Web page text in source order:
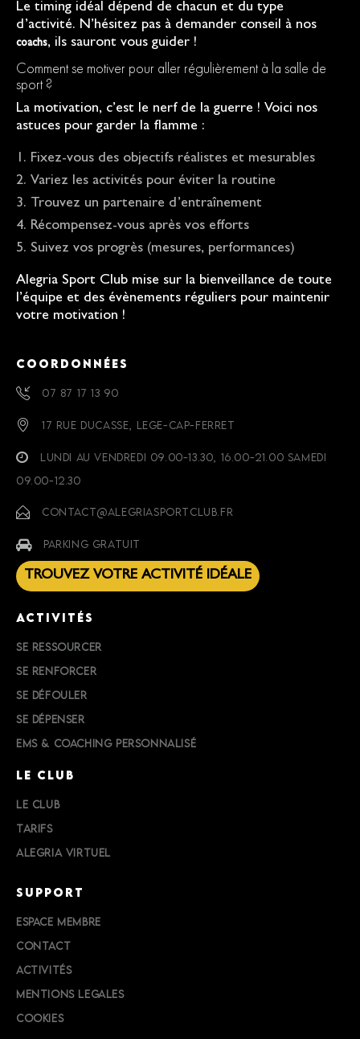
Le timing idéal dépend de chacun et du type
d’activité. N’hésitez pas à demander conseil à nos
coachs, ils sauront vous guider !
Comment se motiver pour aller régulièrement à la salle de
sport ?
La motivation, c’est le nerf de la guerre ! Voici nos
astuces pour garder la flamme :
Fixez-vous des objectifs réalistes et mesurables
Variez les activités pour éviter la routine
Trouvez un partenaire d’entraînement
Récompensez-vous après vos efforts
Suivez vos progrès (mesures, performances)
Alegria Sport Club mise sur la bienveillance de toute
l’équipe et des évènements réguliers pour maintenir
votre motivation !
COORDONNÉES
07 87 17 13 90
17 RUE DUCASSE, LEGE-CAP-FERRET
LUNDI AU VENDREDI 09.00-13.30, 16.00-21.00 SAMEDI
09.00-12.30
CONTACT@ALEGRIASPORTCLUB.FR
PARKING GRATUIT
TROUVEZ VOTRE ACTIVITÉ IDÉALE
ACTIVITÉS
SE RESSOURCER
SE RENFORCER
SE DÉFOULER
SE DÉPENSER
EMS & COACHING PERSONNALISÉ
LE CLUB
LE CLUB
TARIFS
ALEGRIA VIRTUEL
SUPPORT
ESPACE MEMBRE
CONTACT
ACTIVITÉS
MENTIONS LEGALES
COOKIES